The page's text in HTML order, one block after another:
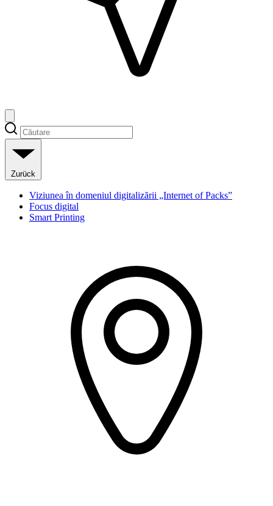
Zurück
Viziunea în domeniul digitalizării „Internet of Packs”
Focus digital
Smart Printing